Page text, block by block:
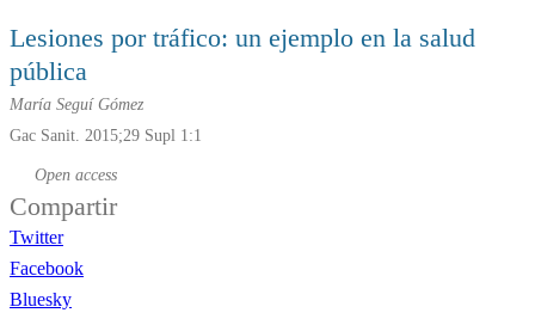
Lesiones por tráfico: un ejemplo en la salud
pública
María Seguí Gómez
Gac Sanit. 2015;29 Supl 1:1
Open access
Compartir
Twitter
Facebook
Bluesky